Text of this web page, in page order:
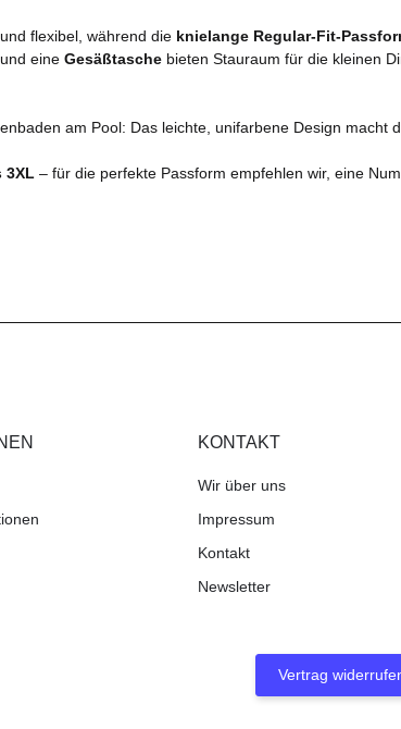
flexibel, während die knielange Regular-Fit-
und eine Gesäßtasche bieten Stauraum für die kleinen
am Pool: Das leichte, unifarbene Design macht
3XL – für die perfekte Passform empfehlen wir, eine
KONTAKT
Wir über uns
Impressum
Kontakt
Newsletter
Vertrag